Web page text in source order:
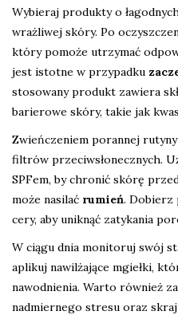
Wybieraj produkty o
wrażliwej skóry. Po
który pomoże utrzymać
jest istotne w przypadku
stosowany produkt zawiera
barierowe skóry, takie jak
Zwieńczeniem porannej
filtrów przeciwsłonecznych.
SPFem, by chronić skórę
może nasilać rumień. Dobierz
cery, aby uniknąć zatykania
W ciągu dnia monitoruj swój
aplikuj nawilżające mgiełki,
nawodnienia. Warto również
nadmiernego stresu oraz